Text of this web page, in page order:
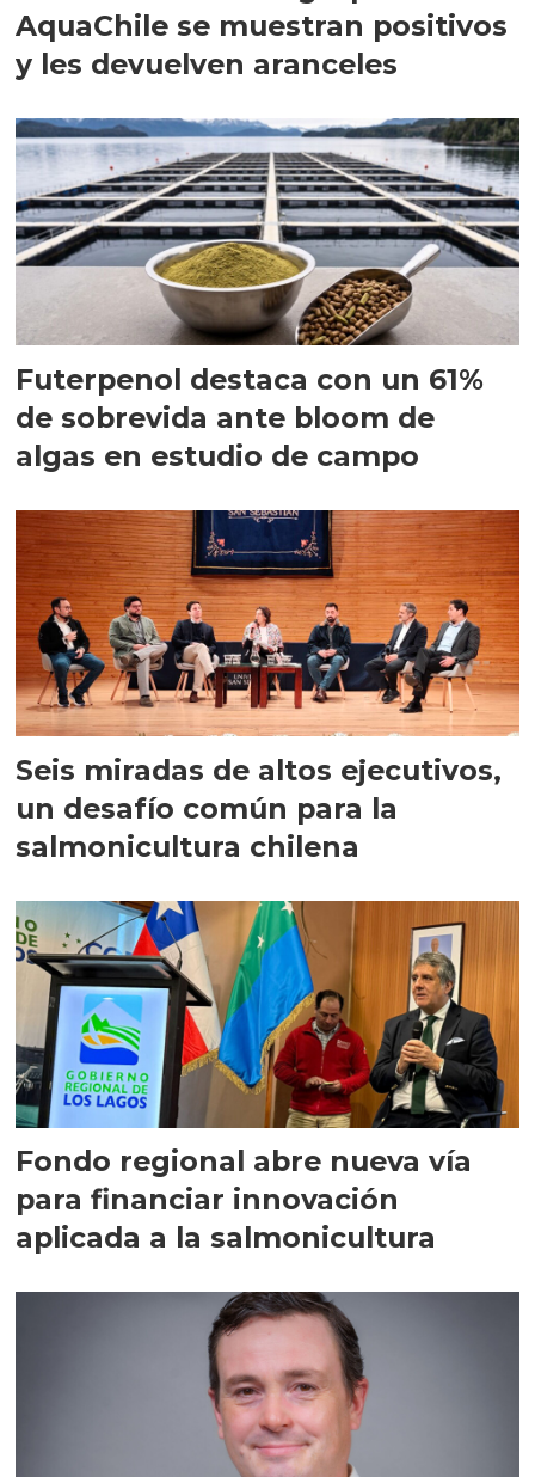
AquaChile se muestran positivos
y les devuelven aranceles
Futerpenol destaca con un 61%
de sobrevida ante bloom de
algas en estudio de campo
Seis miradas de altos ejecutivos,
un desafío común para la
salmonicultura chilena
Fondo regional abre nueva vía
para financiar innovación
aplicada a la salmonicultura